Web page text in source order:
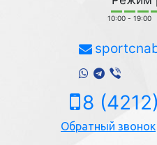
10:00 - 19:00
8
Обратный звонок